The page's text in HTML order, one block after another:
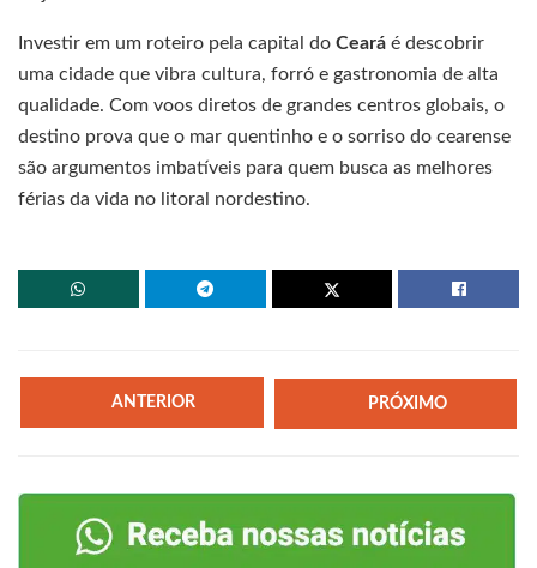
Investir em um roteiro pela capital do Ceará é descobrir
uma cidade que vibra cultura, forró e gastronomia de alta
qualidade. Com voos diretos de grandes centros globais, o
destino prova que o mar quentinho e o sorriso do cearense
são argumentos imbatíveis para quem busca as melhores
férias da vida no litoral nordestino.
ANTERIOR PRÓXIMO